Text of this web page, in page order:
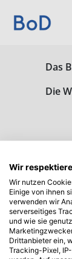
Das
Die
Wir
Wir nutzen
Einige von ihnen
verwenden wir
serverseitiges
und wie sie
Drittanbieter ein,
Tracking-Pixel,